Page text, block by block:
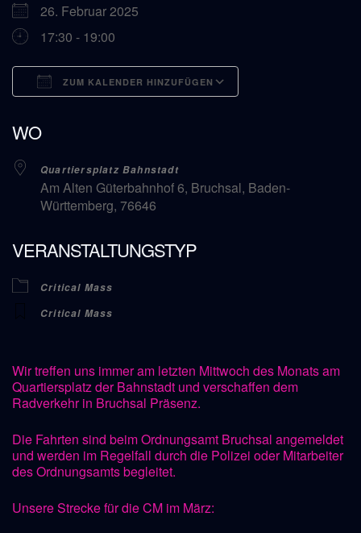
26. Februar 2025
17:30 - 19:00
ZUM KALENDER HINZUFÜGEN
WO
Quartiersplatz Bahnstadt
Am Alten Güterbahnhof 6, Bruchsal, Baden-
Württemberg, 76646
VERANSTALTUNGSTYP
Critical Mass
Critical Mass
Wir treffen uns immer am letzten Mittwoch des Monats am
Quartiersplatz der Bahnstadt und verschaffen dem
Radverkehr in Bruchsal Präsenz.
Die Fahrten sind beim Ordnungsamt Bruchsal angemeldet
und werden im Regelfall durch die Polizei oder Mitarbeiter
des Ordnungsamts begleitet.
Unsere Strecke für die CM im März: